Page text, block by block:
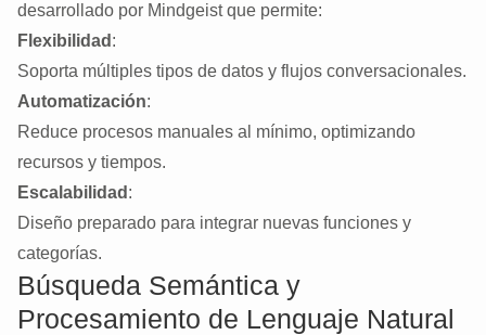
desarrollado por Mindgeist que permite:
Flexibilidad :
Soporta múltiples tipos de datos y flujos conversacionales.
Automatización:
Reduce procesos manuales al mínimo, optimizando
recursos y tiempos.
Escalabilidad :
Diseño preparado para integrar nuevas funciones y
categorías.
Búsqueda Semántica y
Procesamiento de Lenguaje Natural